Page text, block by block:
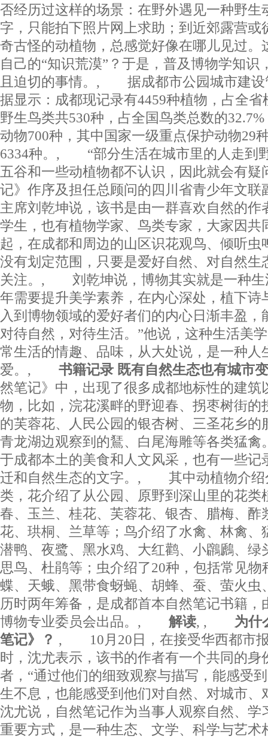
否经历过这样的场景：在野外遇见一种野生
字，只能拍下照片网上求助；到近郊露营或
奇古怪的动植物，总感觉好像在哪儿见过。
自己的“知识荒漠”？于是，普及博物学知识
且迫切的事情。, 据成都市公园城市建设
据显示：成都现记录有4459种植物，占全省
野生鸟类共530种，占全国鸟类总数的
动物700种，其中国家一级重点保护动物29
6334种。, “部分生活在城市里的人走到
五谷和一些动植物都不认识，因此就会有疑
记》作序及担任总顾问的四川省青少年文联
主席刘乾坤说，该书是由一群喜欢自然的作
学生，也有植物学家、鸟类专家，大家因共
起，在成都和周边的山区识花观鸟、倾听虫
没有划定范围，只要是爱好自然、对自然生
关注。, 刘乾坤说，博物其实就是一种生
年需要提升美学素养，在内心深处，植下诗
入到博物领域的爱好者们的内心日渐丰盈，
对待自然，对待生活。”他说，这种生活美
常生活的情趣、品味，从大处说，是一种人
爱。, 书籍记录 既有自然生态也有城市
然笔记》中，出现了很多成都地标性的建筑
物，比如，浣花溪畔的野迎春、拐枣树街的
的芙蓉花、人民公园的银杏树、三圣花乡的
青龙湖边观察到的鵟、白尾海雕等各类猛禽
于成都本土的美食和人文风采，也有一些记
迁和自然生态的文字。, 其中动植物介绍
类，花介绍了从公园、原野到深山里的花类
春、玉兰、桂花、芙蓉花、银杏、腊梅、酢
花、珙桐、兰草等；鸟介绍了水禽、林禽、
潜鸭、夜鹭、黑水鸡、大红鹳、小鸊鷉、绿
思鸟、杜鹃等；虫介绍了20种，包括常见
蝶、天蛾、黑带食蚜蝇、胡蜂、蚕、萤火虫
历时两年筹备，是成都首本自然笔记书籍，
博物专业委员会出品。, 解读, , 为什么
笔记》？ , 10月20日，在接受华西都市报
时，沈尤表示，该书的作者有一个共同的
者，“通过他们的细致观察与描写，能感受
生不息，也能感受到他们对自然、对城
沈尤说，自然笔记作为当事人观察自然、学
重要方式，是一种生态、文学、科学与艺术